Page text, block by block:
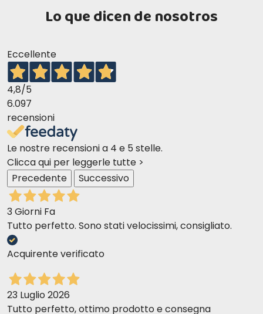
Lo que dicen de nosotros
Eccellente
4,8/5
6.097
recensioni
Le nostre recensioni a 4 e 5 stelle.
Clicca qui per leggerle tutte >
Precedente
Successivo
3 Giorni Fa
Tutto perfetto. Sono stati velocissimi, consigliato.
Acquirente verificato
23 Luglio 2026
Tutto perfetto, ottimo prodotto e consegna